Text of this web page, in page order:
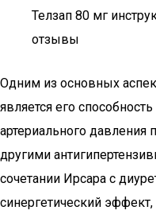
Телзап 80 мг
отзывы
Одним из основных
является его
артериального
другими
сочетании Ирсара с
синергетический